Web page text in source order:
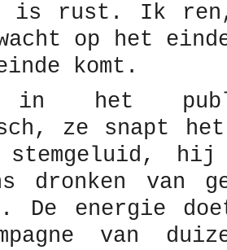
is rust. Ik
op het
komt.
in het
ze snapt
stemgeluid,
dronken van
De energie
van